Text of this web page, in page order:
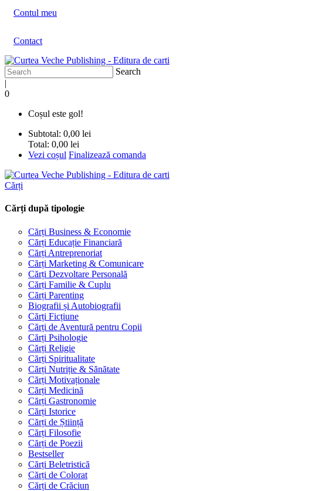
Contul meu
Contact
Search
|
0
Coșul este gol!
Subtotal: 0,00 lei
Total: 0,00 lei
Vezi coșul Finalizează comanda
Cărți
Cărți după tipologie
Cărți Business & Economie
Cărți Educație Financiară
Cărți Antreprenoriat
Cărți Marketing & Comunicare
Cărți Dezvoltare Personală
Cărți Familie & Cuplu
Cărți Parenting
Biografii și Autobiografii
Cărți Ficțiune
Cărți de Aventură pentru Copii
Cărți Psihologie
Cărți Religie
Cărți Spiritualitate
Cărți Nutriție & Sănătate
Cărți Motivaționale
Cărți Medicină
Cărți Gastronomie
Cărți Istorice
Cărți de Știință
Cărți Filosofie
Cărți de Poezii
Bestseller
Cărți Beletristică
Cărți de Colorat
Cărți de Crăciun